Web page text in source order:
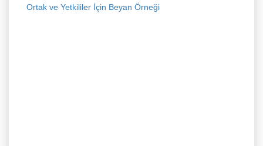
Ortak ve Yetkililer İçin Beyan Örneği